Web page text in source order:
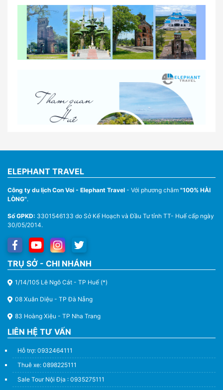
So sánh thuê xe tự lái và thuê xe có tài xế tại Huế
Nhà Xe Con Voi – Dịch Vụ Cho Thuê Xe Từ Huế,
Sân Bay Phú Bài Đi Thánh Địa La Vang
Thuê Xe Du Lịch Tại Huế – Từ 4 Chỗ Đến 45 Chỗ
ELEPHANT TRAVEL
Công ty du lịch Con Voi - Elephant Travel - Với phương châm "100% HÀI
LÒNG".
Số GPKD: 3301546133 do Sở Kế Hoạch và Đầu Tư tỉnh TT- Huế cấp ngày
30/05/2014.
TRỤ SỞ - CHI NHÁNH
1/14/105 Lê Ngô Cát - TP Huế (*)
08 Xuân Diệu - TP Đà Nẵng
83 Hoàng Xiệu - TP Nha Trang
LIÊN HỆ TƯ VẤN
Hỗ trợ: 0932464111
Thuê xe: 0898225111
Sale Tour Nội Địa : 0935275111